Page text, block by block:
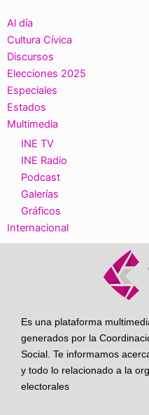
Al día
Cultura Cívica
Discursos
Elecciones 2025
Especiales
Estados
Multimedia
INE TV
INE Radio
Podcast
Galerías
Gráficos
Internacional
Es una plataforma
generados por la
Social. Te informamos
y todo lo relacionado a la
electorales